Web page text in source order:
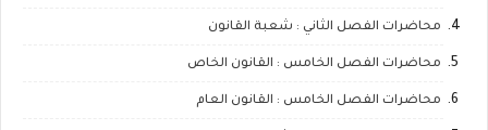
محاضرات الفصل الثاني : شعبة القانون
محاضرات الفصل الخامس : القانون الخاص
محاضرات الفصل الخامس : القانون العام